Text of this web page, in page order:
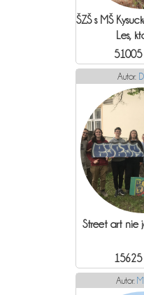
ŠZŠ s MŠ
Les,
Autor:
Street art nie
Autor: